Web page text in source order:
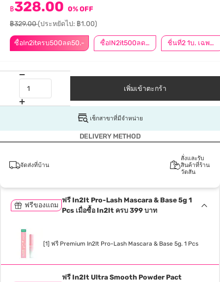
ซื้อIn2itครบ500ลด50.- ซื้อIN2it500ลด50.- ชิ้นที่2 1บ. เฉพาะออนไลน์ | กดสินค้า 2 ชิ้นเพื่อรับโปรโมชันนี้
฿328.00 0% OFF
฿329.00(ประหยัดไป: ฿1.00)
เพิ่มเข้าตะกร้า
เช็กสาขาที่มีจำหน่าย
DELIVERY METHOD
จัดส่งที่บ้าน
สั่งและรับ
สินค้าที่ร้าน
วัตสัน
ฟรีของแถม
ฟรี In2It Pro-Lash Mascara & Base 5g 1
Pcs เมื่อซื้อ In2It ครบ 399 บาท
[1] ฟรี Premium In2It Pro-Lash Mascara & Base 5g. 1 Pcs
ฟรี In2It Ultra Smooth Powder Pact